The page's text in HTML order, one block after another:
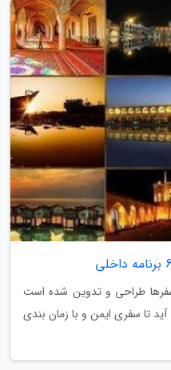
سفرها طراحی و تدوین شده است
تا سفری ایمن و با زمان بندی